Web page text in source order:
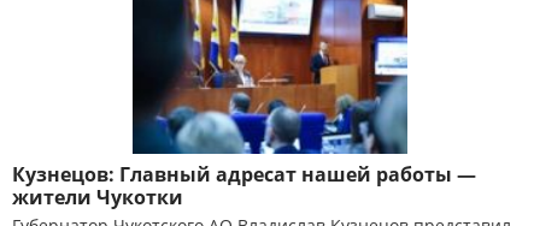
Кузнецов: Главный адресат нашей работы —
жители Чукотки